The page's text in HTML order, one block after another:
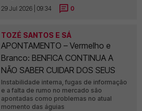
29 Jul 2026 | 09:34
0
TOZÉ SANTOS E SÁ
APONTAMENTO – Vermelho e
Branco: BENFICA CONTINUA A
NÃO SABER CUIDAR DOS SEUS
Instabilidade interna, fugas de informação
e a falta de rumo no mercado são
apontadas como problemas no atual
momento das águias